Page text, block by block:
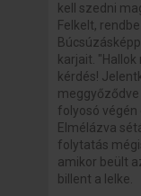
kell szedni
Felkelt,
karjait.
kérdés!
meggyőződve
folyosó végén
Elmélázva
folytatás
amikor beült
billent a lelke.